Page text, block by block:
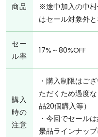
商品
※途中加入の中
はセール対象外
セー
ル率
17%～80%OFF
購入
時の
注意
・購入制限はご
ただくため過度
品20個購入等）
・今回でセール
景品ラインナッ